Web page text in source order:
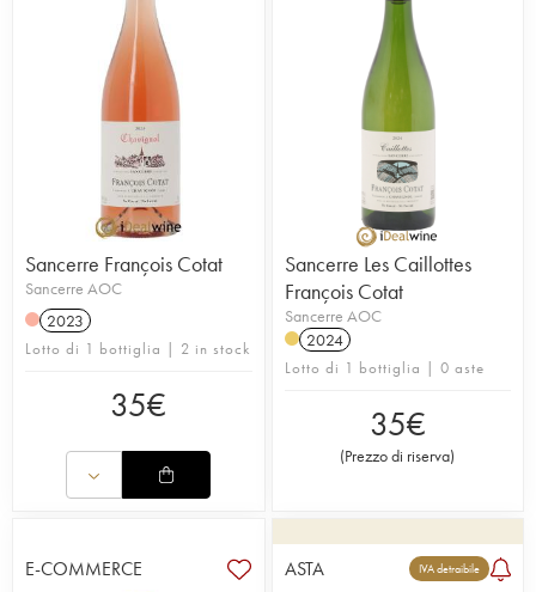
Sancerre François Cotat
Sancerre AOC
2023
Lotto di 1 bottiglia | 2 in stock
35€
Sancerre Les Caillottes
François Cotat
Sancerre AOC
2024
Lotto di 1 bottiglia | 0 aste
35€
(Prezzo di riserva)
E-COMMERCE ASTA IVA detraibile